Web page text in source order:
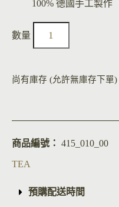
100% 德國手工製作
尚有庫存 (允許無庫存下單)
商品編號： 415_010_00
TEA
預購配送時間